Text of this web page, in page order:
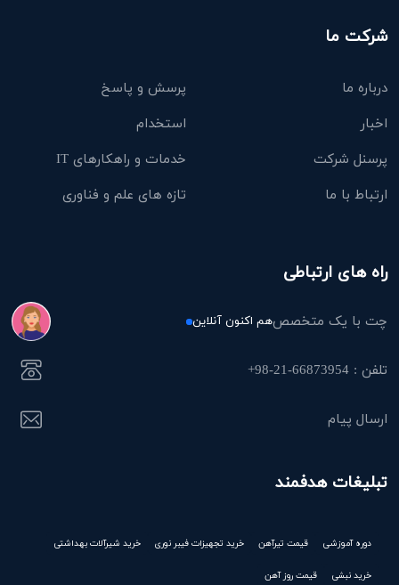
شرکت ما
درباره ما
پرسش و پاسخ
اخبار
استخدام
پرسنل شرکت
خدمات و راهکارهای IT
ارتباط با ما
تازه های علم و فناوری
راه های ارتباطی
چت با یک متخصصهم اکنون آنلاین
تلفن : 66873954-21-98+
ارسال پیام
تبلیغات هدفمند
دوره آموزشی قیمت تیرآهن خرید تجهیزات فیبر نوری خرید شیرآلات بهداشتی
خرید نبشی قیمت روز آهن